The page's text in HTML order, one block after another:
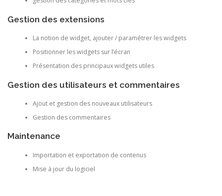
Gestion des extensions
La notion de widget, ajouter / paramétrer les widgets
Positionner les widgets sur l’écran
Présentation des principaux widgets utiles
Gestion des utilisateurs et commentaires
Ajout et gestion des nouveaux utilisateurs
Gestion des commentaires
Maintenance
Importation et exportation de contenus
Mise à jour du logiciel